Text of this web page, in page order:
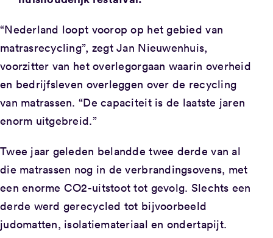
“Nederland loopt voorop op het gebied van
matrasrecycling”, zegt Jan Nieuwenhuis,
voorzitter van het overlegorgaan waarin overheid
en bedrijfsleven overleggen over de recycling
van matrassen. “De capaciteit is de laatste jaren
enorm uitgebreid.”
Twee jaar geleden belandde twee derde van al
die matrassen nog in de verbrandingsovens, met
een enorme CO2-uitstoot tot gevolg. Slechts een
derde werd gerecycled tot bijvoorbeeld
judomatten, isolatiemateriaal en ondertapijt.